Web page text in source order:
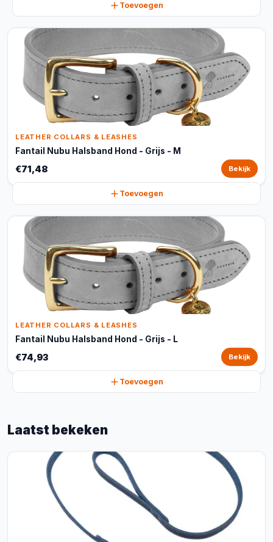
Toevoegen
LEATHER COLLARS & LEASHES
Fantail Nubu Halsband Hond - Grijs - M
€71,48 Bekijk
Toevoegen
LEATHER COLLARS & LEASHES
Fantail Nubu Halsband Hond - Grijs - L
€74,93 Bekijk
Toevoegen
Laatst bekeken